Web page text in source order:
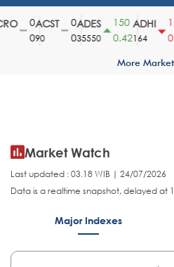
ACST
90
ADES
35550
150
0.42
ADHI
164
More
Market Watch
Last updated : 03.18 WIB | 24/07/2026
Data is a realtime snapshot, delayed at
Major Indexes